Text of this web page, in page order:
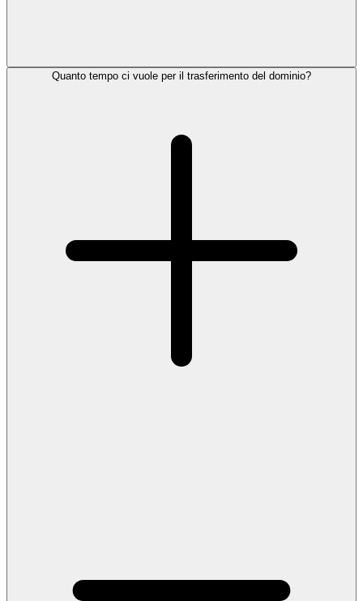
Quanto tempo ci vuole per il trasferimento del dominio?